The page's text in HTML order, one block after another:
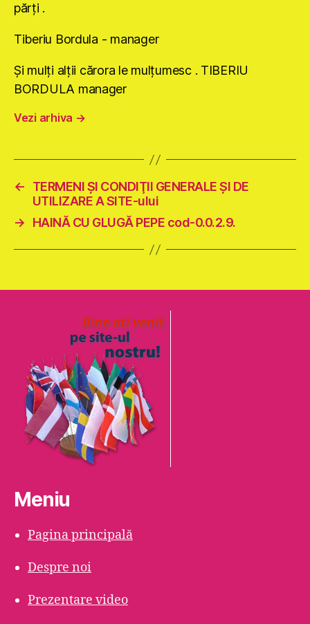
părţi .
Tiberiu Bordula - manager
Şi mulţi alţii cărora le mulţumesc . TIBERIU
BORDULA manager
Vezi arhiva →
←
TERMENI ŞI CONDIŢII GENERALE ŞI DE
UTILIZARE A SITE-ului
→
HAINĂ CU GLUGĂ PEPE cod-0.0.2.9.
Meniu
Pagina principală
Despre noi
Prezentare video